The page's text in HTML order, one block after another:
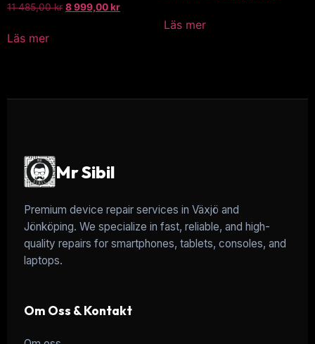
11 485,00kr 8 999,00kr
Läs mer
Läs mer
Mr Sibil
Premium device repair services in Växjö and
Jönköping. We specialize in fast, reliable, and high-
quality repairs for smartphones, tablets, consoles, and
laptops.
Om Oss & Kontakt